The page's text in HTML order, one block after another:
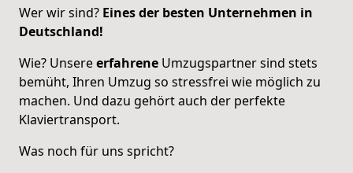
Wer wir sind? Eines der besten Unternehmen in
Deutschland!
Wie? Unsereerfahrene Umzugspartner sind stets
bemüht, Ihren Umzug so stressfrei wie möglich zu
machen. Und dazu gehört auch der perfekte
Klaviertransport.
Was noch für uns spricht?